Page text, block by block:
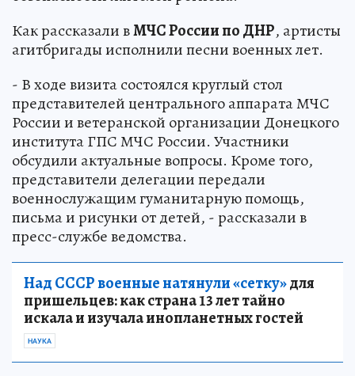
Как рассказали вМЧС России по ДНР, артисты
агитбригады исполнили песни военных лет.
- В ходе визита состоялся круглый стол
представителей центрального аппарата МЧС
России и ветеранской организации Донецкого
института ГПС МЧС России. Участники
обсудили актуальные вопросы. Кроме того,
представители делегации передали
военнослужащим гуманитарную помощь,
письма и рисунки от детей, - рассказали в
пресс-службе ведомства.
Над СССР военные натянули «сетку»для
пришельцев: как страна 13 лет тайно
искала и изучала инопланетных гостей
НАУКА